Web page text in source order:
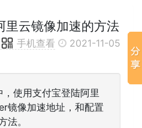
云镜像加速的方法
手机查看 2021-11-05
使用支付宝登陆阿里
镜像加速地址，和配置
法。